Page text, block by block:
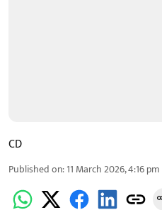
CD
Published on:11 March 2026, 4:16 pm